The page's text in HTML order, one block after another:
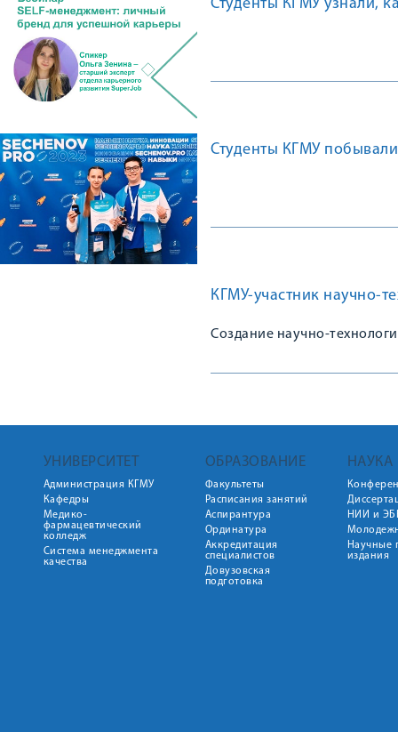
Студенты КГМУ узнали,
Студенты КГМУ
КГМУ-участник научно-
Создание научно-
УНИВЕРСИТЕТ
Администрация КГМУ
Кафедры
Медико-
фармацевтический
колледж
Система менеджмента
качества
ОБРАЗОВАНИЕ
Факультеты
Расписания занятий
Аспирантура
Ординатура
Аккредитация
специалистов
Довузовская
подготовка
НАУКА
НИИ и
Научные
издания